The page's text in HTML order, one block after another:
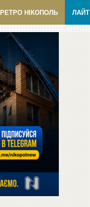
РЕТРО НІКОПОЛЬ ЛАЙТ